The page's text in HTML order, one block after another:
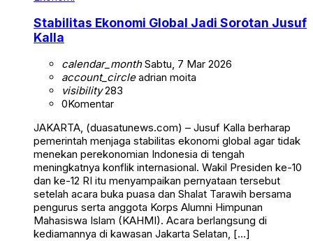
Stabilitas Ekonomi Global Jadi Sorotan Jusuf
Kalla
calendar_monthSabtu, 7 Mar 2026
account_circleadrian moita
visibility283
0Komentar
JAKARTA, (duasatunews.com) – Jusuf Kalla berharap
pemerintah menjaga stabilitas ekonomi global agar tidak
menekan perekonomian Indonesia di tengah
meningkatnya konflik internasional. Wakil Presiden ke-10
dan ke-12 RI itu menyampaikan pernyataan tersebut
setelah acara buka puasa dan Shalat Tarawih bersama
pengurus serta anggota Korps Alumni Himpunan
Mahasiswa Islam (KAHMI). Acara berlangsung di
kediamannya di kawasan Jakarta Selatan, […]